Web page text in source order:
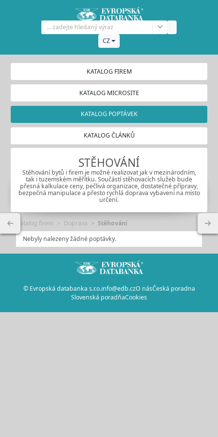
CZ
KATALOG FIREM
KATALOG MICROSITE
KATALOG POPTÁVEK
KATALOG ČLÁNKŮ
STĚHOVÁNÍ
Stěhování bytů i firem je možné realizovat jak v mezinárodním,
tak i tuzemském měřítku. Součástí stěhovacích služeb bude
přesná kalkulace ceny, pečlivá organizace, dostatečné přípravy,
bezpečná manipulace a přesto rychlá doprava vybavení na místo
určení.
Katalog firem Doprava
Stěhování
Nebyly nalezeny žádné poptávky.
© Evropská databanka s.r.o.info@edb.czO násČeská poradna
Slovenská poradňaCookies